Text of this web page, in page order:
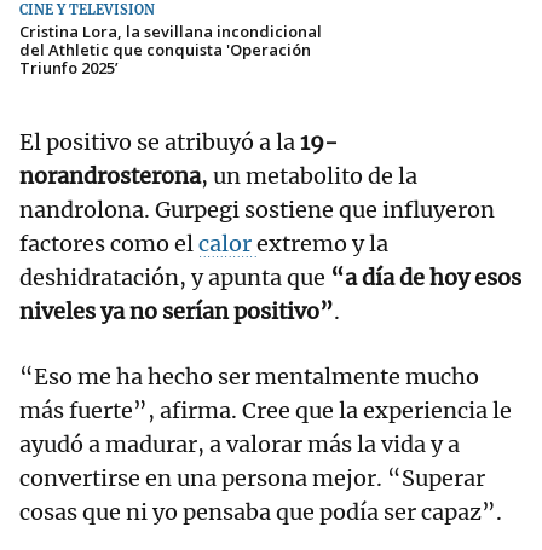
CINE Y TELEVISIÓN
Cristina Lora, la sevillana incondicional
del Athletic que conquista 'Operación
Triunfo 2025’
El positivo se atribuyó a la19-
norandrosterona, un metabolito de la
nandrolona. Gurpegi sostiene que influyeron
factores como elcalorextremo y la
deshidratación, y apunta que “a día de hoy esos
niveles ya no serían positivo”.
“Eso me ha hecho ser mentalmente mucho
más fuerte”, afirma. Cree que la experiencia le
ayudó a madurar, a valorar más la vida y a
convertirse en una persona mejor. “Superar
cosas que ni yo pensaba que podía ser capaz”.